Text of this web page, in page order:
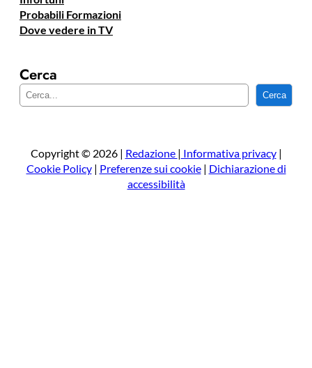
Probabili Formazioni
Dove vedere in TV
Cerca
e
a
Cerca
Copyright © 2026 | Redazione | Informativa privacy|
Cookie Policy| Preferenze sui cookie| Dichiarazione di
accessibilità